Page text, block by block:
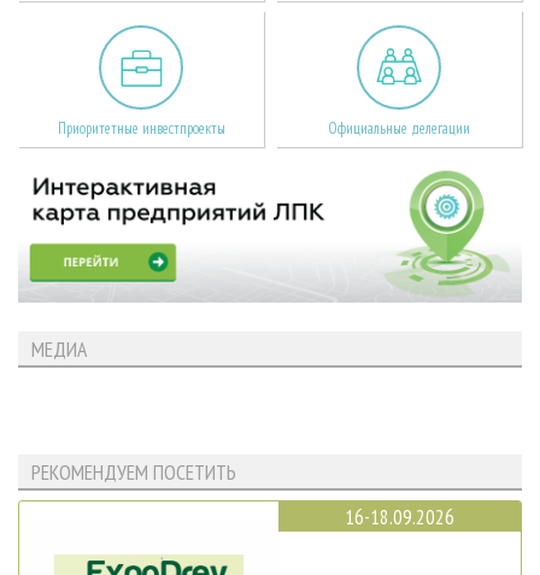
Приоритетные инвестпроекты Официальные делегации
МЕДИА
РЕКОМЕНДУЕМ ПОСЕТИТЬ
16-18.09.2026